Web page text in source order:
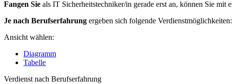
Fangen Sie als IT Sicherheitstechniker/in gerade erst an, können Sie mit
Je nach Berufserfahrung ergeben sich folgende Verdienstmöglichkeiten:
Ansicht wählen:
Diagramm
Tabelle
Verdienst nach Berufserfahrung